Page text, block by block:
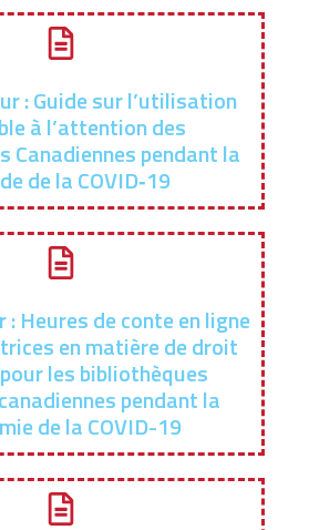
: Guide sur l’utilisation
à l’attention des
Canadiennes pendant la
de la COVID‑19
: Heures de conte en ligne
en matière de droit
les bibliothèques
pendant la
de la COVID-19